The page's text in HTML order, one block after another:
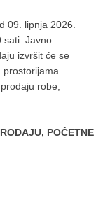
09. lipnja 2026.
sati. Javno
izvršit će se
prostorijama
robe,
POČETNE